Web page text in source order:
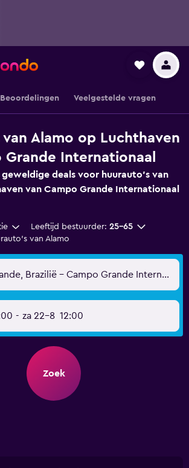
Beoordelingen Veelgestelde vragen
van Alamo op Luchthaven
Grande Internationaal
deals voor huurauto's van
van Campo Grande Internationaal
Leeftijd bestuurder: 25-65
van Alamo
Campo Grande, Brazilië - Campo Grande Internationaal (CGR)
- za 22-8 12:00
Zoek